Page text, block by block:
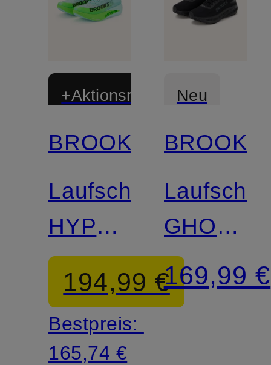
+Aktionsrabatt
BROOKS
Laufschuhe
HYPERION
ELITE
5
194,99 €
Bestpreis:
165,74 €
Neu
BROOKS
GHOST
18 GTX
169,99 €